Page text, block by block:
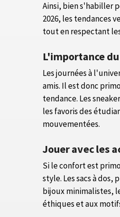
Ainsi, bien s'habiller
2026, les tendances
tout en respectant
L'importance
Les journées à
amis. Il est donc
tendance. Les
les favoris des
mouvementées.
Jouer avec les
Si le confort est
style. Les sacs à
bijoux minimalistes,
éthiques et aux